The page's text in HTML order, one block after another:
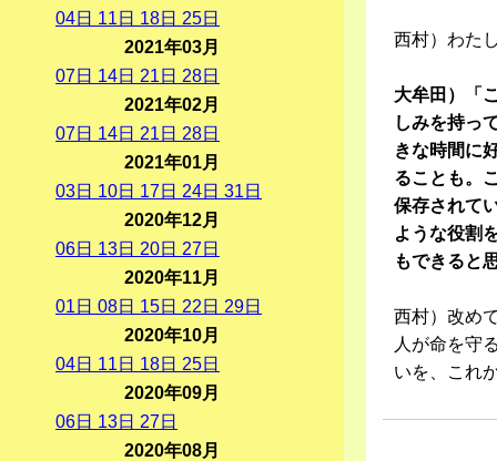
西村）わた
大牟田）「
しみを持っ
きな時間に
ることも。
保存されて
ような役割
もできると
西村）改め
人が命を守
いを、これ
04日 11 日 18日 25日
2021年03月
07日 14日 21 日 28日
2021年02月
07日 14日 21 日 28日
2021年01月
03日 10日 17日 24日 31 日
2020年12月
06日 13日 20日 27日
2020年11月
01 日 08日 15日 22 日 29日
2020年10月
04日 11 日 18日 25日
2020年09月
06日 13日 27日
2020年08月